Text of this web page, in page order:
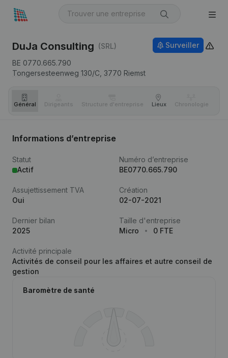
DuJa Consulting (SRL)
BE 0770.665.790
Tongersesteenweg 130/C, 3770 Riemst
Surveiller
Général Dirigeants Structure d'entreprise Lieux Chronologie
Informations d’entreprise
Statut
Actif
Numéro d’entreprise
BE0770.665.790
Assujettissement TVA
Oui
Création
02-07-2021
Dernier bilan
2025
Taille d'entreprise
Micro
0 FTE
Activité principale
Activités de conseil pour les affaires et autre conseil de
gestion
Baromètre de santé